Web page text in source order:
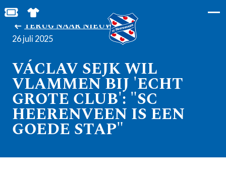
BESTEL JOUW TICKETS
SHOP IN DE FEANSTORE
TERUG NAAR NIEUWS
26 juli 2025
VÁCLAV SEJK WIL
VLAMMEN BIJ 'ECHT
GROTE CLUB': "SC
HEERENVEEN IS EEN
GOEDE STAP"